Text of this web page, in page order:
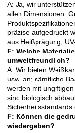
A: Ja, wir
allen Dimensionen.
präzise aufgedruckt
aus Heißprägung,
F: Welche
umweltfreundlich?
A: Wir bieten
usw. an; sämtliche
werden mit
sind biologisch
Sicherheitsstandards
F: Können die
wiedergeben?